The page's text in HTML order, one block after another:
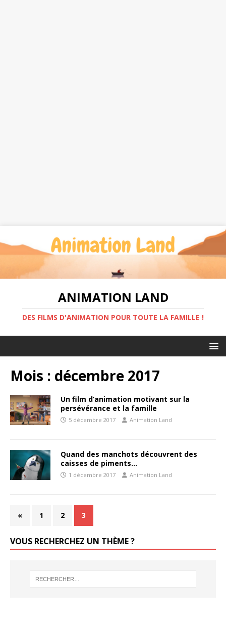
ANIMATION LAND
DES FILMS D'ANIMATION POUR TOUTE LA FAMILLE !
Mois : décembre 2017
Un film d’animation motivant sur la
persévérance et la famille
5 décembre 2017 Animation Land
Quand des manchots découvrent des
caisses de piments…
1 décembre 2017 Animation Land
« 1 2 3
VOUS RECHERCHEZ UN THÈME ?